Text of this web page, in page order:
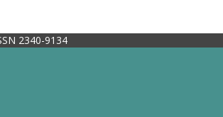
2340-9134